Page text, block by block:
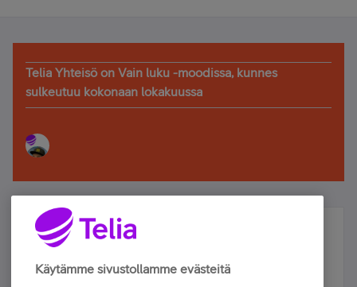
Telia Yhteisö on Vain luku -moodissa, kunnes
sulkeutuu kokonaan lokakuussa
Älä jää paitsi – osallistu ja voita!
Tilaa Telian uutiskirje ja olet mukana arvonnassa.
Käytämme sivustollamme evästeitä